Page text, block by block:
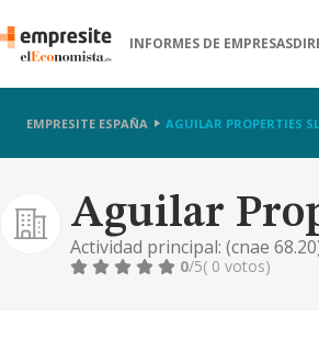
INFORMES DE EMPRESAS
EMPRESITE ESPAÑA AGUILAR PROPERTIES SL.
Aguilar
Actividad principal: (cnae
0/5( 0 votos)